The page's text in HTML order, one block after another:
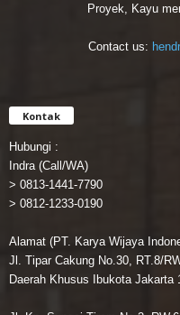
Proyek, Kayu
Contact us:
Kontak
Hubungi :
Indra (Call/WA)
> 0813-1441-7790
> 0812-1233-0190
Alamat (PT. Karya Wijaya
Jl. Tipar Cakung No.30, RT.8/
Daerah Khusus Ibukota Jakarta